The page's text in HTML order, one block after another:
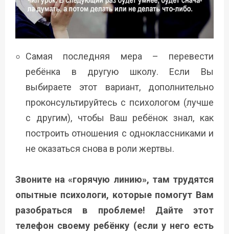
Самая последняя мера – перевести
ребёнка в другую школу. Если Вы
выбираете этот вариант, дополнительно
проконсультируйтесь с психологом (лучше
с другим), чтобы Ваш ребёнок знал, как
построить отношения с одноклассниками и
не оказаться снова в роли жертвы.
Звоните на «горячую линию», там трудятся
опытные психологи, которые помогут Вам
разобраться в проблеме! Дайте этот
телефон своему ребёнку (если у него есть